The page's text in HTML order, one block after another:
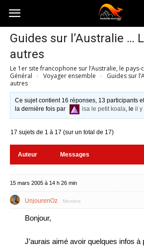
Australia-
australie.com
Guides sur l’Australie …
autres
Le 1er site francophone sur l’Australie, le pays-
Général › Voyager ensemble ›
Guides sur
autres
Ce sujet contient 16 réponses, 13 participants
la dernière fois par
isa le petit koala, leil y
17 sujets de 1 à 17 (sur un total de 17)
Auteur Messages
15 mars 2005 à 14 h 26 min
UnjourenOz Membre
Bonjour,
J’aurais aimé avoir quelques infos à